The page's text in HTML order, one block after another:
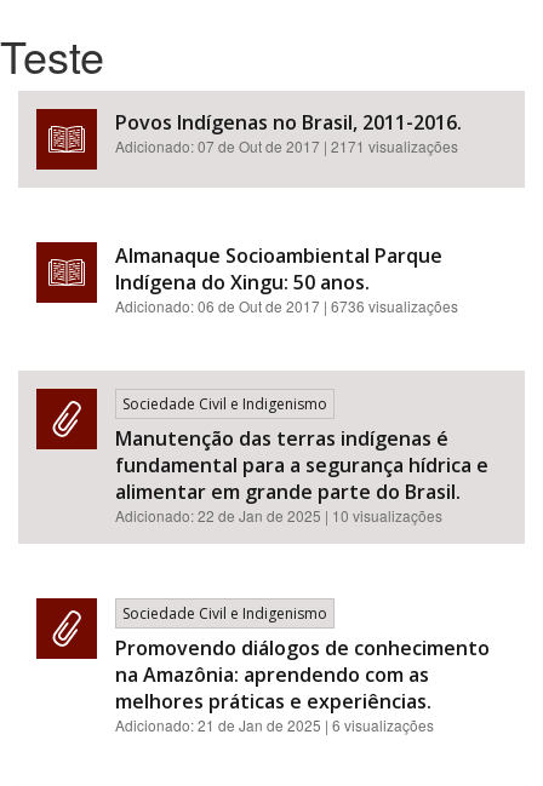
Tema
Área de Levantamento
BUSCAR
Teste
Povos Indígenas no Brasil, 2011-2016.
Adicionado:07 de Out de 2017 | 2171 visualizações
Almanaque Socioambiental Parque
Indígena do Xingu: 50 anos.
Adicionado:06 de Out de 2017 | 6736 visualizações
Sociedade Civil e Indigenismo
Manutenção das terras indígenas é
fundamental para a segurança hídrica e
alimentar em grande parte do Brasil.
Adicionado:22 de Jan de 2025 | 10 visualizações
Sociedade Civil e Indigenismo
Promovendo diálogos de conhecimento
na Amazônia: aprendendo com as
melhores práticas e experiências.
Adicionado:21 de Jan de 2025 | 6 visualizações